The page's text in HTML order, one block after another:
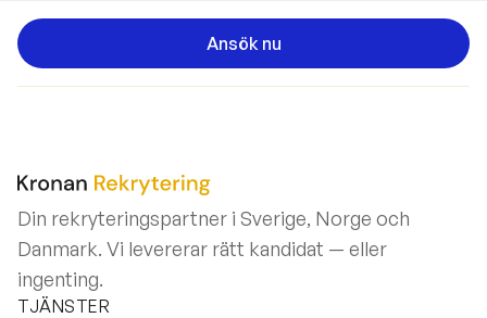
Ansök nu
Din rekryteringspartner i Sverige, Norge och
Danmark. Vi levererar rätt kandidat — eller
ingenting.
TJÄNSTER